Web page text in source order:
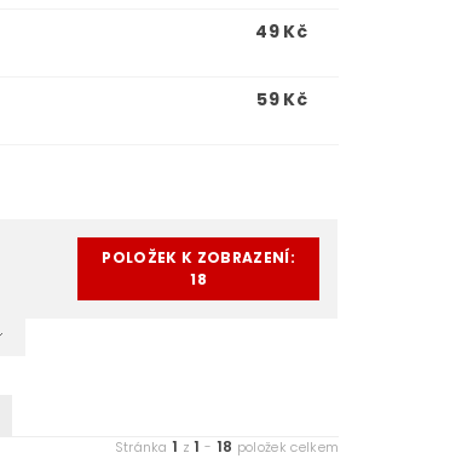
49 Kč
59 Kč
POLOŽEK K ZOBRAZENÍ:
18
Stránka1 z1 - 18 položek celkem